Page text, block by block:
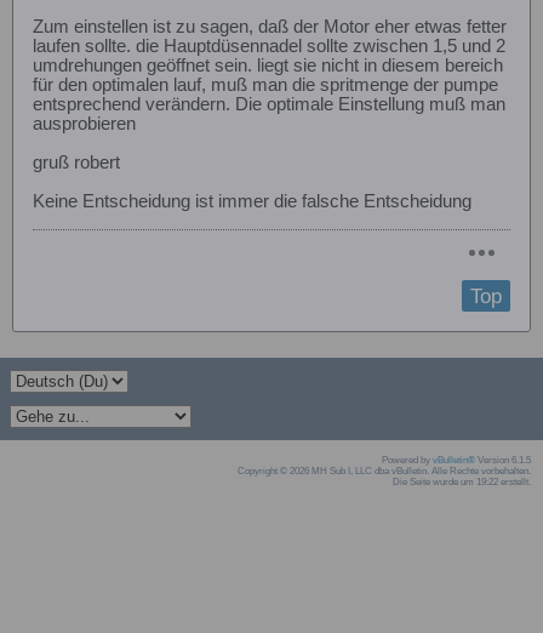
Zum einstellen ist zu sagen, daß der Motor eher etwas fetter
laufen sollte. die Hauptdüsennadel sollte zwischen 1,5 und 2
umdrehungen geöffnet sein. liegt sie nicht in diesem bereich
für den optimalen lauf, muß man die spritmenge der pumpe
entsprechend verändern. Die optimale Einstellung muß man
ausprobieren
gruß robert
Keine Entscheidung ist immer die falsche Entscheidung
Top
Powered by vBulletin® Version 6.1.5
Copyright © 2026 MH Sub I, LLC dba vBulletin. Alle Rechte vorbehalten.
Die Seite wurde um 19:22 erstellt.